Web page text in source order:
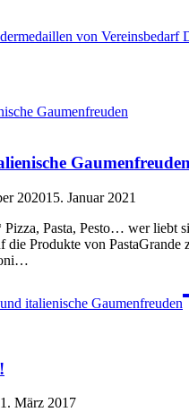
von Vereinsbedarf
Gaumenfreuden
202015. Januar 2021
Pasta, Pesto… wer liebt sie
die Produkte von
italienische Gaumenfreuden
1. März 2017